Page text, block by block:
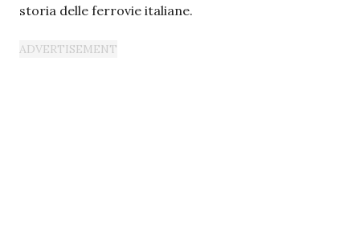
storia delle ferrovie italiane.